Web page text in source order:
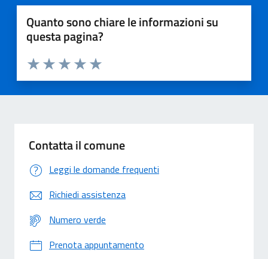
Quanto sono chiare le informazioni su
questa pagina?
Valuta 5 stelle su 5
Valuta 4 stelle su 5
Valuta 3 stelle su 5
Valuta 2 stelle su 5
Valuta 1 stelle su 5
Contatta il comune
Leggi le domande frequenti
Richiedi assistenza
Numero verde
Prenota appuntamento